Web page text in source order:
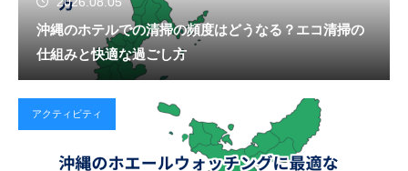
沖縄のホテルでの清掃の頻度はどうなる？エコ清掃の
仕組みと快適な過ごし方
アクティビティ